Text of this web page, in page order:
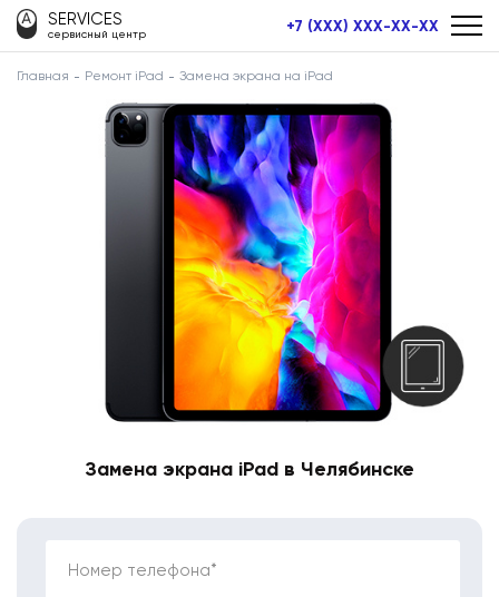
SERVICES
сервисный центр +7 (XXX) XXX-XX-XX
Главная Ремонт iPad Замена экрана на iPad
Замена экрана iPad в Челябинске
Номер телефона*